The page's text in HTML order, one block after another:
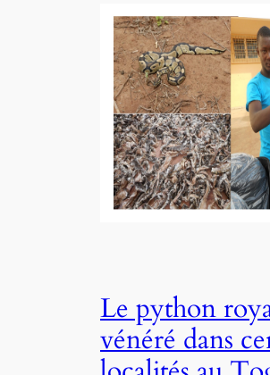
Le python
vénéré dans